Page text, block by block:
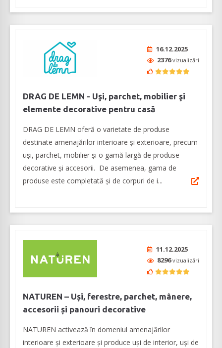
16.12.2025
2376vizualizări
DRAG DE LEMN - Uşi, parchet, mobilier şi
elemente decorative pentru casă
DRAG DE LEMN oferă o varietate de produse
destinate amenajărilor interioare şi exterioare, precum
uşi, parchet, mobilier şi o gamă largă de produse
decorative şi accesorii. De asemenea, gama de
produse este completată şi de corpuri de i...
11.12.2025
8296vizualizări
NATUREN – Uși, ferestre, parchet, mânere,
accesorii și panouri decorative
NATUREN activează în domeniul amenajărilor
interioare şi exterioare şi produce uși de interior, uși de